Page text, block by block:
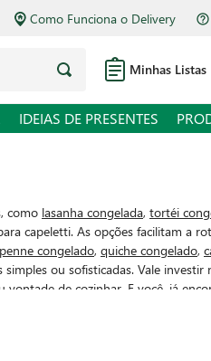
Como Funciona o Delivery
Minhas Listas
IDEIAS DE PRESENTES
como lasanha congelada, tortéi
capeletti. As opções facilitam a
penne congelado, quiche congelado,
ou sofisticadas. Vale investir
de cozinhar. E você, já